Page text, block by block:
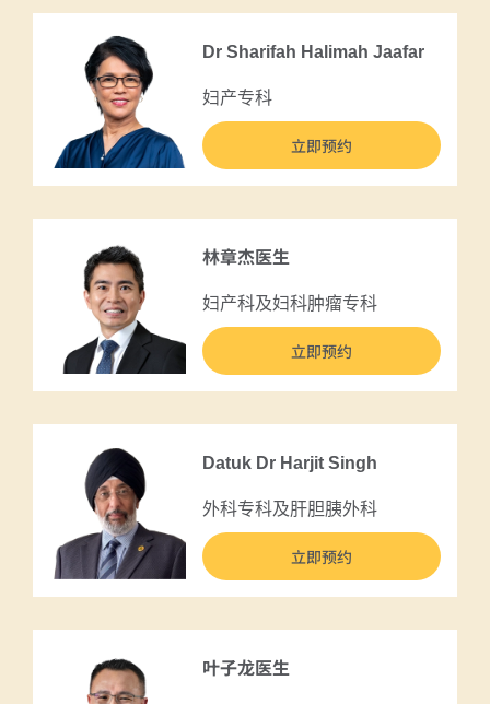
Dr Sharifah Halimah Jaafar
妇产专科
立即预约
林章杰医生
妇产科及妇科肿瘤专科
立即预约
Datuk Dr Harjit Singh
外科专科及肝胆胰外科
立即预约
叶子龙医生